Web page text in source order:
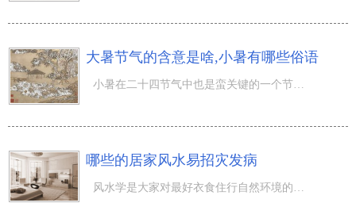
大暑节气的含意是啥,小暑有哪些俗语
小暑在二十四节气中也是蛮关键的一个节令，它包括着如何的含意大伙儿知道吗？都有哪些谚语是用于叙述小暑的
哪些的居家风水易招灾发病